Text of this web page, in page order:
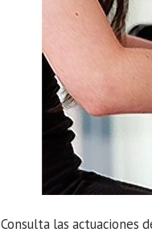
Consulta las actuaciones